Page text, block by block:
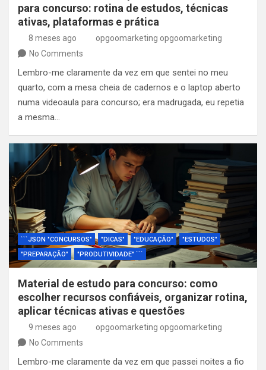
para concurso: rotina de estudos, técnicas
ativas, plataformas e prática
8 meses ago
opgoomarketing opgoomarketing
No Comments
Lembro-me claramente da vez em que sentei no meu
quarto, com a mesa cheia de cadernos e o laptop aberto
numa videoaula para concurso; era madrugada, eu repetia
a mesma…
```JSON "CONCURSOS" "DICAS" "EDUCAÇÃO"
"ESTUDOS"
"PREPARAÇÃO"
"PRODUTIVIDADE" ```
Material de estudo para concurso: como
escolher recursos confiáveis, organizar rotina,
aplicar técnicas ativas e questões
9 meses ago
opgoomarketing opgoomarketing
No Comments
Lembro-me claramente da vez em que passei noites a fio